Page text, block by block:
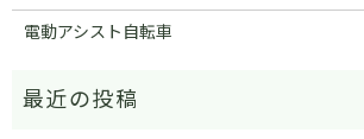
電動アシスト自転車